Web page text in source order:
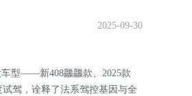
2025-09-30
型——新408龘龘款、2025款
驾，诠释了法系驾控基因与全